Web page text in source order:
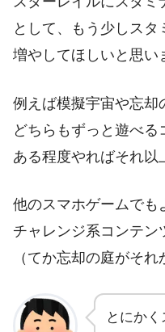
として、もう少しスタ
増やしてほしいと思い
例えば模擬宇宙や忘却
どちらもずっと遊べる
ある程度やればそれ以
他のスマホゲームでも
チャレンジ系コンテン
（てか忘却の庭がそれ
とにか